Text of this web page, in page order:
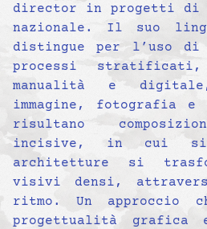
director in progetti di
nazionale. Il suo
distingue per l’uso di
processi stratificati,
manualità e
immagine, fotografia
risultano
incisive, in cui
architetture si
visivi densi,
ritmo. Un approccio
progettualità grafica e